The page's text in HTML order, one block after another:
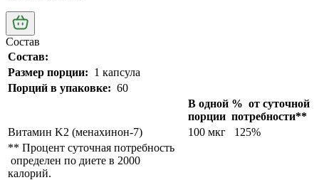
Состав
Состав:
Размер порции: 1 капсула
Порций в упаковке: 60
В одной
порции
% от суточной
потребности**
Витамин K2 (менахинон-7)
100 мкг
125%
** Процент суточная потребность
определен по диете в 2000
калорий.